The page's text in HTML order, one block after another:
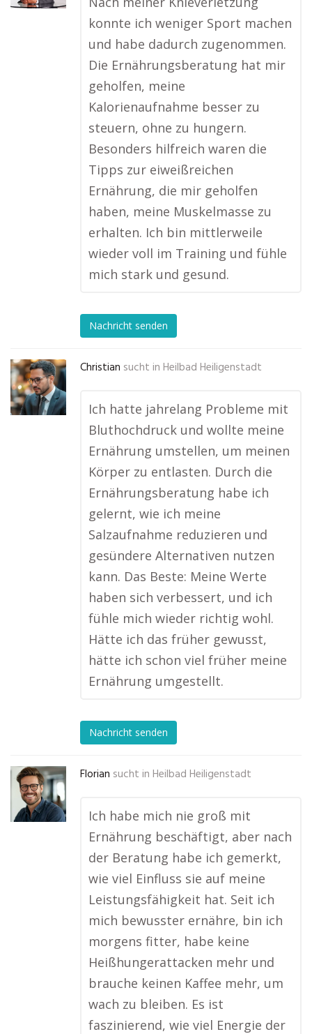
konnte ich weniger Sport machen
und habe dadurch zugenommen.
Die Ernährungsberatung hat mir
geholfen, meine
Kalorienaufnahme besser zu
steuern, ohne zu hungern.
Besonders hilfreich waren die
Tipps zur eiweißreichen
Ernährung, die mir geholfen
haben, meine Muskelmasse zu
erhalten. Ich bin mittlerweile
wieder voll im Training und fühle
mich stark und gesund.
Nachricht senden
Christian sucht in Heilbad Heiligenstadt
Ich hatte jahrelang Probleme mit
Bluthochdruck und wollte meine
Ernährung umstellen, um meinen
Körper zu entlasten. Durch die
Ernährungsberatung habe ich
gelernt, wie ich meine
Salzaufnahme reduzieren und
gesündere Alternativen nutzen
kann. Das Beste: Meine Werte
haben sich verbessert, und ich
fühle mich wieder richtig wohl.
Hätte ich das früher gewusst,
hätte ich schon viel früher meine
Ernährung umgestellt.
Nachricht senden
Florian sucht in Heilbad Heiligenstadt
Ich habe mich nie groß mit
Ernährung beschäftigt, aber nach
der Beratung habe ich gemerkt,
wie viel Einfluss sie auf meine
Leistungsfähigkeit hat. Seit ich
mich bewusster ernähre, bin ich
morgens fitter, habe keine
Heißhungerattacken mehr und
brauche keinen Kaffee mehr, um
wach zu bleiben. Es ist
faszinierend, wie viel Energie der